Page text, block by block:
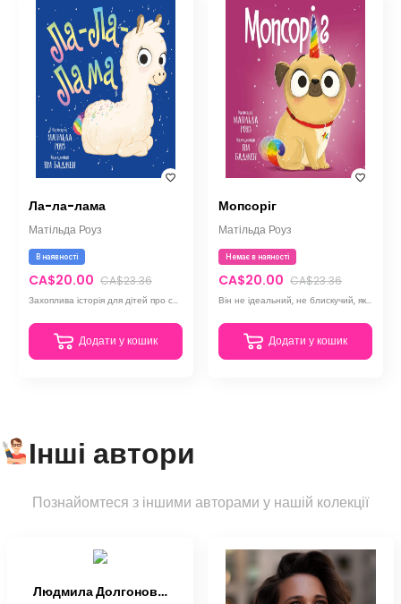
Ла-ла-лама
Матільда Роуз
В наявності
CA$20.00 CA$23.36
Захоплива історія для дітей про сором’язливого принца Лео та його веселу співучу ламу
Додати у кошик
Мопсоріг
Матільда Роуз
Немає в наяності
CA$20.00 CA$23.36
Він не ідеальний, не блискучий, як очікувала принцеса Ава, але саме це і робить його унікальним
Додати у кошик
Інші автори
Познайомтеся з іншими авторами у нашій колекції
Людмила Долгоновська